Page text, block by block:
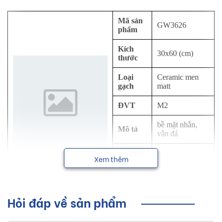
Mã sản
phẩm
GW3626
Kích
thước
30x60 (cm)
Loại
gạch
Ceramic men
matt
ĐVT M2
Mô tả
bề mặt nhẵn,
vân đá
dụng
Sơ lược về sản phẩm gạch ốp tường
Xem thêm
Hỏi đáp về sản phẩm